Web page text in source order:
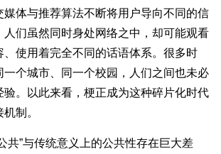
媒体与推荐算法不断将用户导向不同的信
人们虽然同时身处网络之中，却可能观看
、使用着完全不同的话语体系。很多时
一个城市、同一个校园，人们之间也未必
验。以此来看，梗正成为这种碎片化时代
制。
”与传统意义上的公共性存在巨大差